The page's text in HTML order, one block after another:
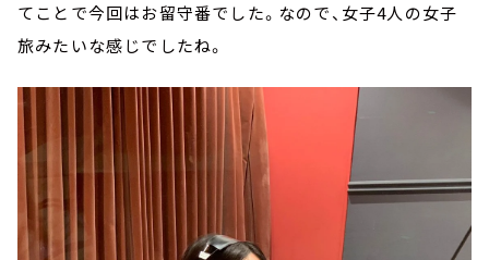
てことで今回はお留守番でした。なので、女子4人の女子
旅みたいな感じでしたね。